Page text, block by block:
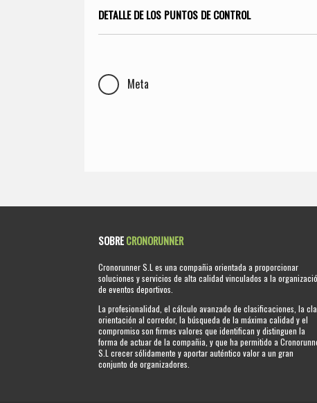
DETALLE DE LOS PUNTOS DE CONTROL
Meta
SOBRECRONORUNNER
Cronorunner S.L es una compañia orientada a proporcionar
soluciones y servicios de alta calidad vinculados a la
de eventos deportivos.
La profesionalidad, el cálculo avanzado de clasificaciones, la
orientación al corredor, la búsqueda de la máxima calidad y el
compromiso son firmes valores que identifican y distinguen la
forma de actuar de la compañia, y que ha permitido a
S.L crecer sólidamente y aportar auténtico valor a un gran
conjunto de organizadores.